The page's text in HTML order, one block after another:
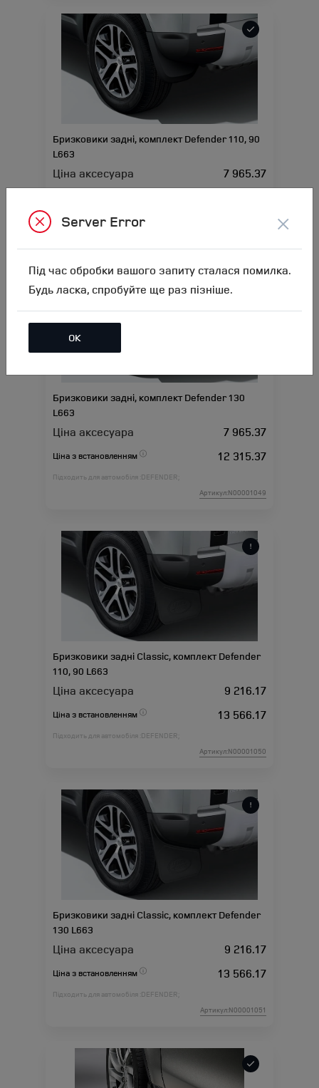
Бризковики задні, комплект Defender 110, 90
L663
Ціна аксесуара 7 965.37
Підходить для автомобіля :DEFENDER;
Бризковики задні, комплект Defender 130
L663
Ціна аксесуара 7 965.37
Ціна з встановленням 12 315.37
Підходить для автомобіля : DEFENDER;
Артикул:N00001049
Бризковики задні Classic, комплект Defender
110, 90 L663
Ціна аксесуара 9 216.17
Ціна з встановленням 13 566.17
Підходить для автомобіля : DEFENDER;
Артикул:N00001050
Бризковики задні Classic, комплект Defender
130 L663
Ціна аксесуара 9 216.17
Ціна з встановленням 13 566.17
Підходить для автомобіля : DEFENDER;
Артикул:N00001051
Server Error ×
Під час обробки вашого запиту сталася помилка.
Будь ласка, спробуйте ще раз пізніше.
ОК